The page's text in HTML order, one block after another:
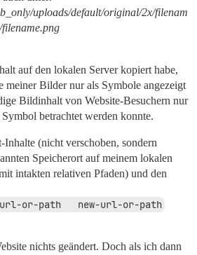
uploads/default/original/2x/filenam
auf den lokalen Server kopiert habe,
meiner Bilder nur als Symbole angezeigt
Bildinhalt von Website-Besuchern nur
betrachtet werden konnte.
(nicht verschoben, sondern
Speicherort auf meinem lokalen
intakten relativen Pfaden) und den
or-path   new-url-or-path
nichts geändert. Doch als ich dann